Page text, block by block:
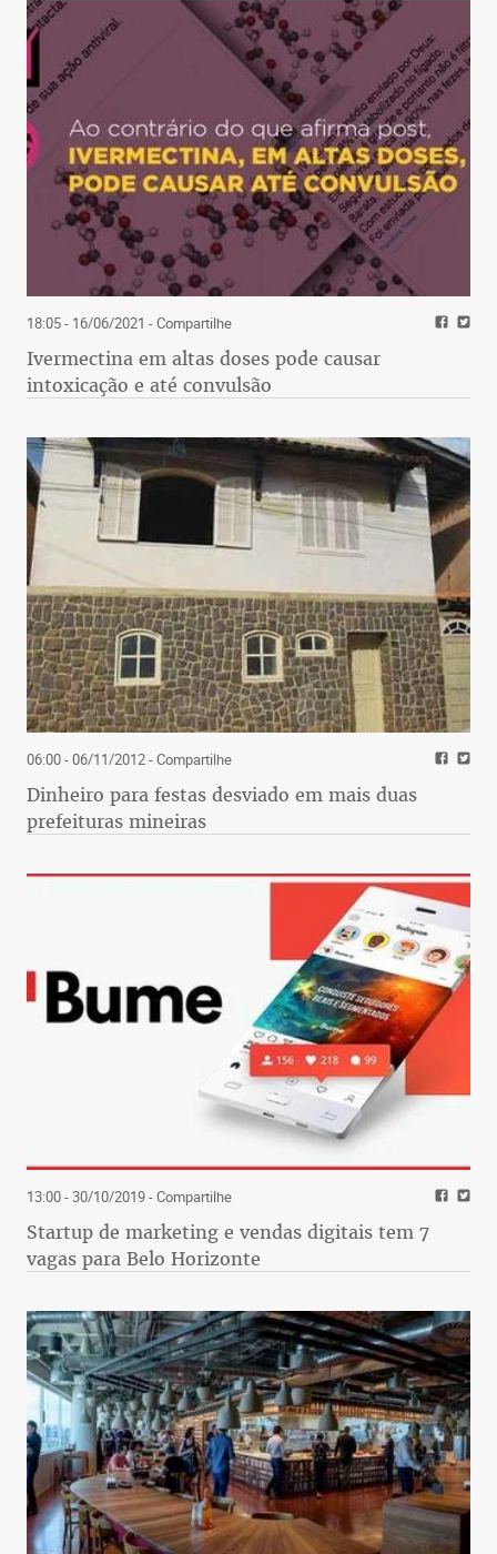
18:05 - 16/06/2021 - Compartilhe
Ivermectina em altas doses pode causar
intoxicação e até convulsão
06:00 - 06/11/2012- Compartilhe
Dinheiro para festas desviado em mais duas
prefeituras mineiras
13:00 - 30/10/2019- Compartilhe
Startup de marketing e vendas digitais tem 7
vagas para Belo Horizonte